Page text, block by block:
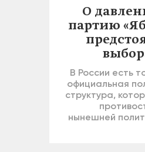
О
партию
В России есть
официальная
структура,
нынешней